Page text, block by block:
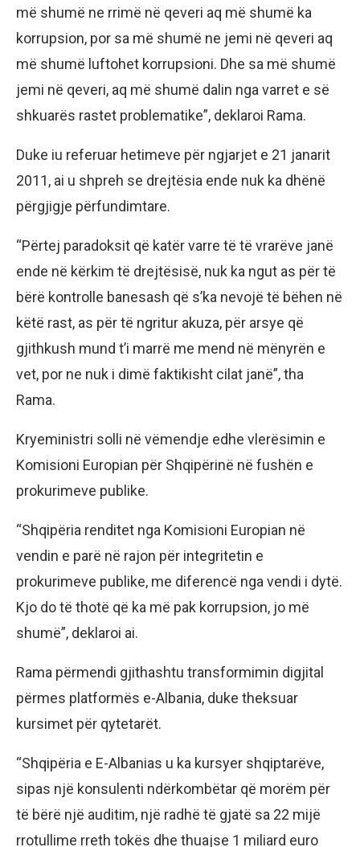
më shumë ne rrimë në qeveri aq më shumë ka
korrupsion, por sa më shumë ne jemi në qeveri aq
më shumë luftohet korrupsioni. Dhe sa më shumë
jemi në qeveri, aq më shumë dalin nga varret e së
shkuarës rastet problematike”, deklaroi Rama.
Duke iu referuar hetimeve për ngjarjet e 21 janarit
2011, ai u shpreh se drejtësia ende nuk ka dhënë
përgjigje përfundimtare.
“Përtej paradoksit që katër varre të të vrarëve janë
ende në kërkim të drejtësisë, nuk ka ngut as për të
bërë kontrolle banesash që s’ka nevojë të bëhen në
këtë rast, as për të ngritur akuza, për arsye që
gjithkush mund t’i marrë me mend në mënyrën e
vet, por ne nuk i dimë faktikisht cilat janë”, tha
Rama.
Kryeministri solli në vëmendje edhe vlerësimin e
Komisioni Europian për Shqipërinë në fushën e
prokurimeve publike.
“Shqipëria renditet nga Komisioni Europian në
vendin e parë në rajon për integritetin e
prokurimeve publike, me diferencë nga vendi i dytë.
Kjo do të thotë që ka më pak korrupsion, jo më
shumë”, deklaroi ai.
Rama përmendi gjithashtu transformimin digjital
përmes platformës e-Albania, duke theksuar
kursimet për qytetarët.
“Shqipëria e E-Albanias u ka kursyer shqiptarëve,
sipas një konsulenti ndërkombëtar që morëm për
të bërë një auditim, një radhë të gjatë sa 22 mijë
rrotullime rreth tokës dhe thuajse 1 miliard euro